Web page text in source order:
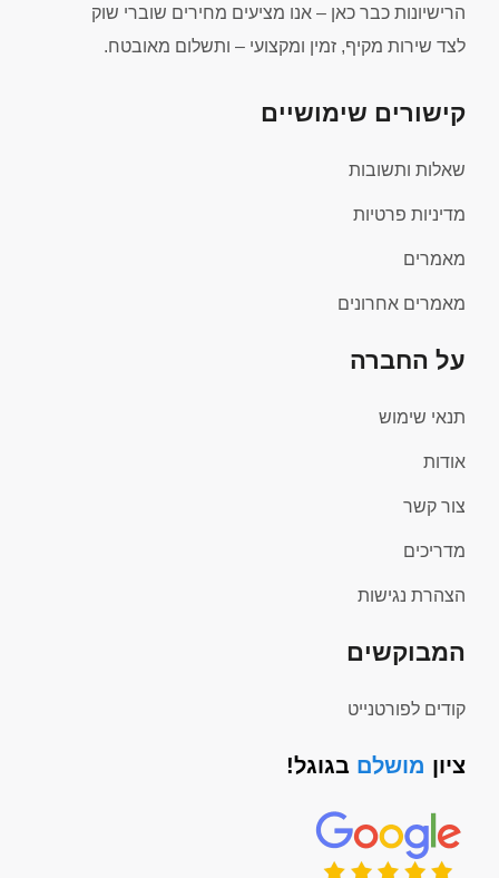
הרישיונות כבר כאן – אנו מציעים מחירים שוברי שוק
לצד שירות מקיף, זמין ומקצועי – ותשלום מאובטח.
קישורים שימושיים
שאלות ותשובות
מדיניות פרטיות
מאמרים
מאמרים אחרונים
על החברה
תנאי שימוש
אודות
צור קשר
מדריכים
הצהרת נגישות
המבוקשים
קודים לפורטנייט
ציון מושלם בגוגל!